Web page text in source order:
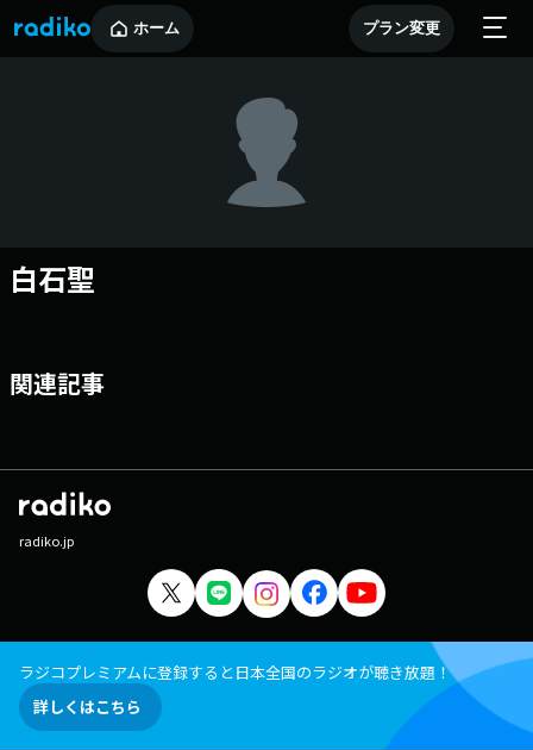
ホーム プラン変更
白石聖
関連記事
radiko.jp
ラジコプレミアムに登録すると日本全国のラジオが聴き放題！
詳しくはこちら